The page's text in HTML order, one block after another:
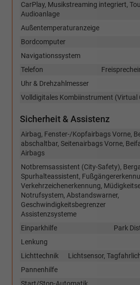
CarPlay, Musikstreaming integriert,
Audioanlage
Außentemperaturanzeige
Bordcomputer
Navigationssystem
Telefon
Uhr & Drehzahlmesser
Volldigitales Kombiinstrument (Virtual
Sicherheit & Assistenz
Airbag, Fenster-/Kopfairbags Vorne,
abschaltbar, Seitenairbags Vorne,
Airbags
Notbremsassistent (City-Safety),
Spurhalteassistent,
Verkehrzeichenerkennung,
Notrufsystem, Abstandswarner,
Geschwindigkeitsbegrenzer
Assistenzsysteme
Park
Einparkhilfe
Lenkung
Lichtsensor,
Lichttechnik
Pannenhilfe